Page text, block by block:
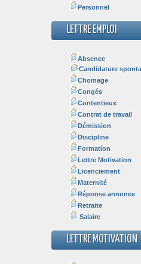
Personnel
LETTRE EMPLOI
Absence
Candidature
Chomage
Congés
Contentieux
Contrat de travail
Démission
Discipline
Formation
Lettre Motivation
Licenciement
Maternité
Réponse annonce
Retraite
Salaire
LETTRE MOTIVATION